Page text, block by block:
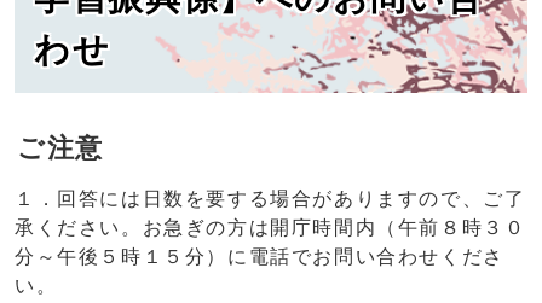
わせ
ご注意
１．回答には日数を要する場合がありますので、ご了
承ください。お急ぎの方は開庁時間内（午前８時３０
分～午後５時１５分）に電話でお問い合わせくださ
い。